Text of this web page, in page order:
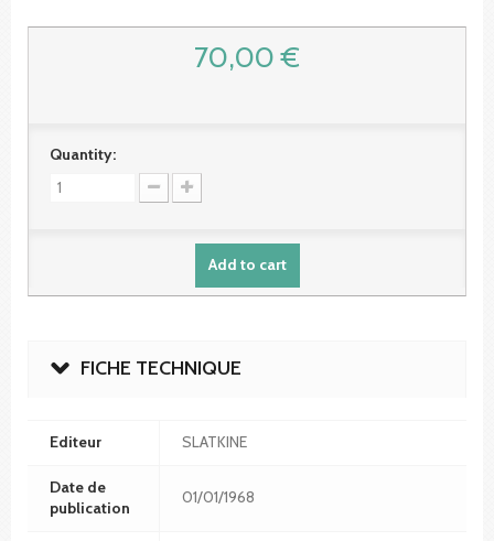
70,00 €
Quantity:
Add to cart
FICHE TECHNIQUE
Editeur SLATKINE
Date de
publication
01/01/1968